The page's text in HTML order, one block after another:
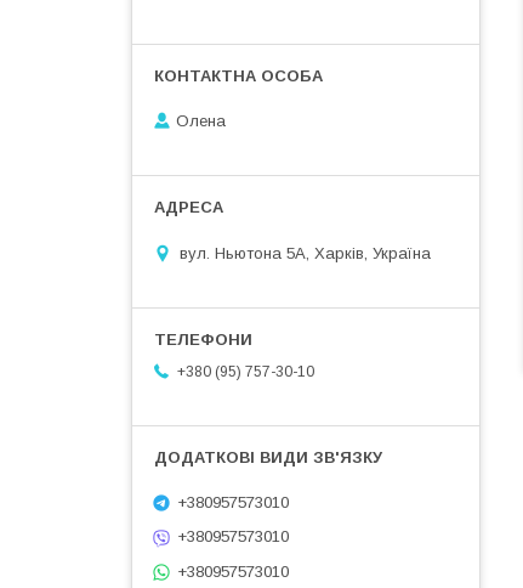
Олена
вул. Ньютона 5А, Харків, Україна
+380 (95) 757-30-10
+380957573010
+380957573010
+380957573010